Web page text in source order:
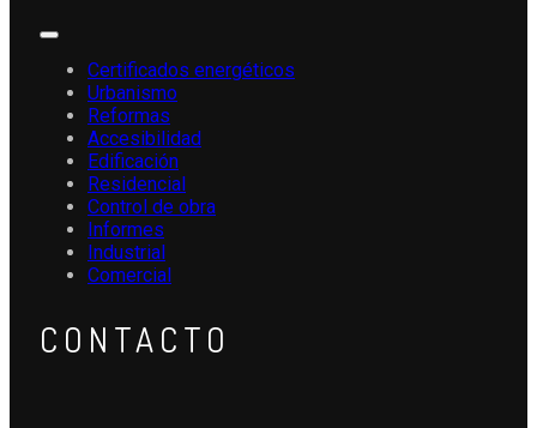
Certificados energéticos
Urbanismo
Reformas
Accesibilidad
Edificación
Residencial
Control de obra
Informes
Industrial
Comercial
CONTACTO